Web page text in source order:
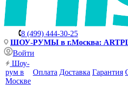
8 (499) 444-30-25
ШОУ-РУМЫ в г.Москва:
Войти
Шоу-
рум в
Москве
Оплата Доставка Гарантия